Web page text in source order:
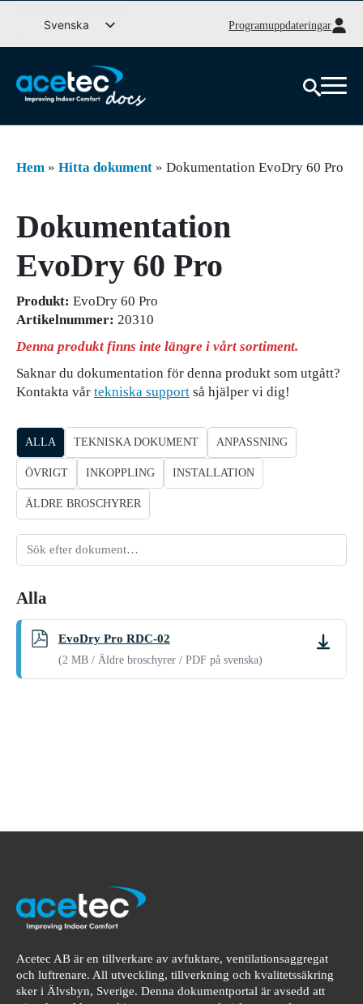
Svenska
English (UK)
Deutsch
Dansk
Eesti
Latviešu valoda
Lietuvių kalba
Programuppdateringar
Hem » Hitta dokument » Dokumentation EvoDry 60 Pro
Dokumentation
EvoDry 60 Pro
Produkt: EvoDry 60 Pro
Artikelnummer: 20310
Denna produkt finns inte längre i vårt sortiment.
Saknar du dokumentation för denna produkt som utgått?
Kontakta vår tekniska support så hjälper vi dig!
ALLA TEKNISKA DOKUMENT ANPASSNING
ÖVRIGT INKOPPLING INSTALLATION
ÄLDRE BROSCHYRER
dokument
Alla
EvoDry Pro RDC-02
(2 MB / Äldre broschyrer / PDF på svenska)
Ladda
Acetec AB är en tillverkare av avfuktare, ventilationsaggregat
och luftrenare. All utveckling, tillverkning och kvalitetssäkring
sker i Älvsbyn, Sverige. Denna dokumentportal är avsedd att